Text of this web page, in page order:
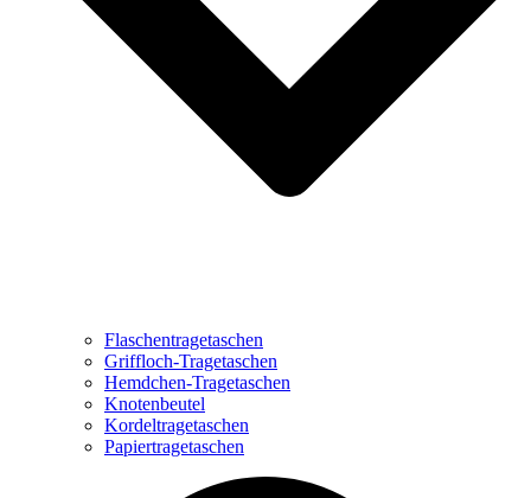
Flaschentragetaschen
Griffloch-Tragetaschen
Hemdchen-Tragetaschen
Knotenbeutel
Kordeltragetaschen
Papiertragetaschen